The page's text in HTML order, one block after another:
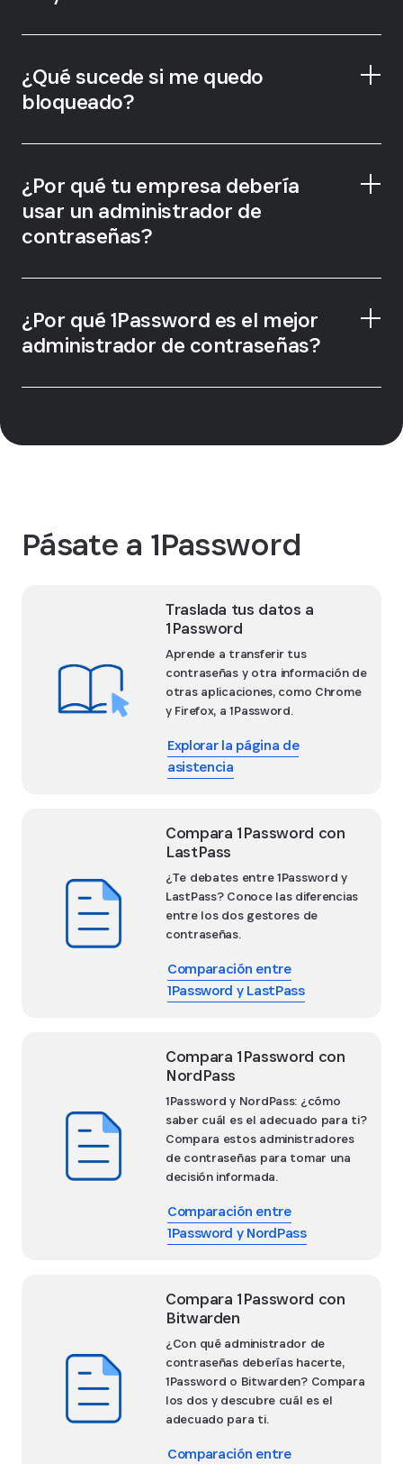
¿Qué sucede si me quedo
bloqueado?
Emergency Kit
¿Por qué tu empresa debería
usar un administrador de
contraseñas?
¿Por qué 1Password es el mejor
administrador de contraseñas?
Pásate a 1Password
Traslada tus datos a
1Password
Aprende a transferir tus
contraseñas y otra información de
otras aplicaciones, como Chrome
y Firefox, a 1Password.
Explorar la página de
asistencia
Compara 1Password con
LastPass
¿Te debates entre 1Password y
LastPass? Conoce las diferencias
entre los dos gestores de
contraseñas.
Comparación entre
1Password y LastPass
Compara 1Password con
NordPass
1Password y NordPass: ¿cómo
saber cuál es el adecuado para ti?
Compara estos administradores
de contraseñas para tomar una
decisión informada.
Comparación entre
1Password y NordPass
Compara 1Password con
Bitwarden
¿Con qué administrador de
contraseñas deberías hacerte,
1Password o Bitwarden? Compara
los dos y descubre cuál es el
adecuado para ti.
Comparación entre